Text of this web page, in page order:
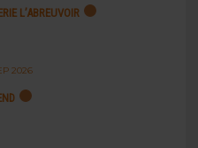
L’ABREUVOIR
2026